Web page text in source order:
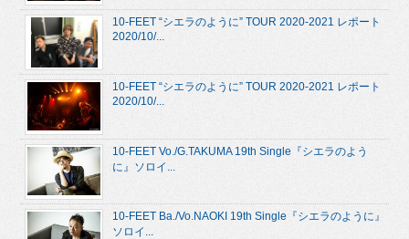
10-FEET “シエラのように” TOUR 2020-2021 レポート
2020/10/...
10-FEET “シエラのように” TOUR 2020-2021 レポート
2020/10/...
10-FEET Vo./G.TAKUMA 19th Single『シエラのよう
に』ソロイ...
10-FEET Ba./Vo.NAOKI 19th Single『シエラのように』
ソロイ...